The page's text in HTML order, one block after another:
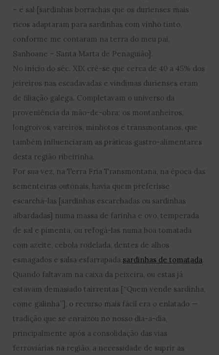
– e sal [sardinhas borrachas que os durienses mais
ricos adaptaram para sardinhas com vinho tinto,
conforme me contaram na terra do meu pai,
Sanhoane – Santa Marta de Penaguião].
No início do séc. XIX crê-se que cerca de 40 a 45% dos
jeireiros nas escadavadas e vindimas durienses eram
de filiação galega. Completavam o universo da
proveniência da mão-de-obra: os montanheiros,
longroivos, vareiros, minhotos e transmontanos, que
também influenciaram as práticas gastro-alimentares
desta região ribeirinha.
Por sua vez, na Terra Fria Transmontana, na época das
sementeiras outonais, havia quem preferisse
escarchá-las [sardinhas escarchadas ou sardinhas
albardadas] numa massa de farinha e ovo, temperada
de sal e pimenta, ou refogá-las numa boa tomatada
com azeite, cebola rodelada, dentes de alhos
esmagados e salsa esfarrapada sardinhas de tomatada.
Quando faltavam na caixa da peixeira, ou estas já
estavam demasiado tairrentas [“Quem vende sardinha,
come galinha”], o recurso mais fácil era o enlatado —
tradição que se enraizou no nosso dia-a-dia,
principalmente após a consolidação das vias
ferroviárias na região, a necessidade de suprir as